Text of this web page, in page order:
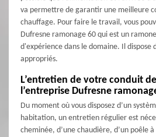
va permettre de garantir une meilleure
chauffage. Pour faire le travail, vous
Dufresne ramonage 60 qui est un
d'expérience dans le domaine. Il dispose
appropriés.
L’entretien de votre conduit
l’entreprise Dufresne
Du moment où vous disposez d’un
habitation, un entretien régulier est
cheminée, d’une chaudière, d’un poêle